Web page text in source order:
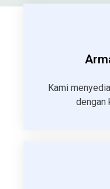
Kami
dengan